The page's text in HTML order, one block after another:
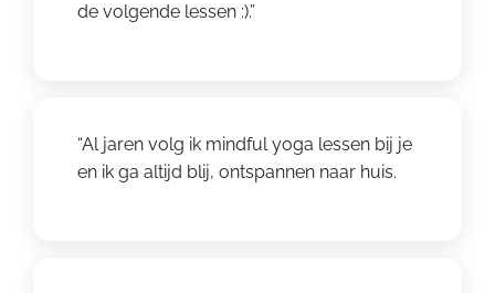
de volgende lessen :).”
“Al jaren volg ik mindful yoga lessen bij je
en ik ga altijd blij, ontspannen naar huis.